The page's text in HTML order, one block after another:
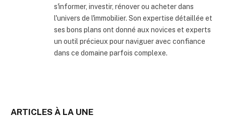
s'informer, investir, rénover ou acheter dans
l'univers de l'immobilier. Son expertise détaillée et
ses bons plans ont donné aux novices et experts
un outil précieux pour naviguer avec confiance
dans ce domaine parfois complexe.
ARTICLES À LA UNE